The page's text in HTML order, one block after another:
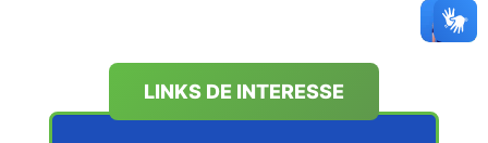
LINKS DE INTERESSE